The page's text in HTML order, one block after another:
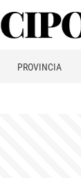
PROVINCIA